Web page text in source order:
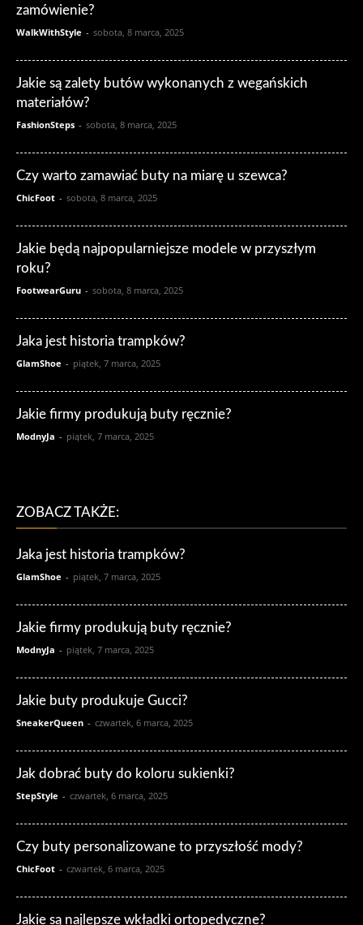
zamówienie?
WalkWithStyle - sobota, 8 marca, 2025
Jakie są zalety butów wykonanych z wegańskich
materiałów?
FashionSteps - sobota, 8 marca, 2025
Czy warto zamawiać buty na miarę u szewca?
ChicFoot - sobota, 8 marca, 2025
Jakie będą najpopularniejsze modele w przyszłym
roku?
FootwearGuru - sobota, 8 marca, 2025
Jaka jest historia trampków?
GlamShoe - piątek, 7 marca, 2025
Jakie firmy produkują buty ręcznie?
ModnyJa - piątek, 7 marca, 2025
ZOBACZ TAKŻE:
Jaka jest historia trampków?
GlamShoe - piątek, 7 marca, 2025
Jakie firmy produkują buty ręcznie?
ModnyJa - piątek, 7 marca, 2025
Jakie buty produkuje Gucci?
SneakerQueen - czwartek, 6 marca, 2025
Jak dobrać buty do koloru sukienki?
StepStyle - czwartek, 6 marca, 2025
Czy buty personalizowane to przyszłość mody?
ChicFoot - czwartek, 6 marca, 2025
Jakie są najlepsze wkładki ortopedyczne?